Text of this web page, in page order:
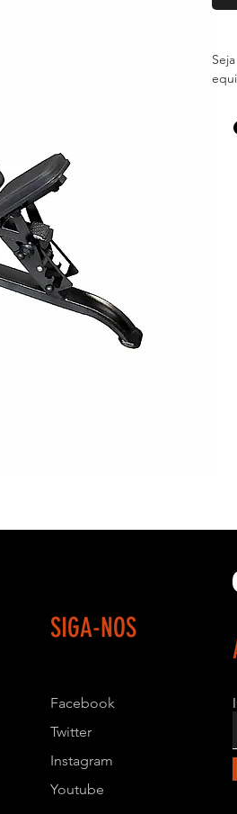
-
-
-
-
-
SIGA-NOS
Facebook
Twitter
Instagram
Youtube